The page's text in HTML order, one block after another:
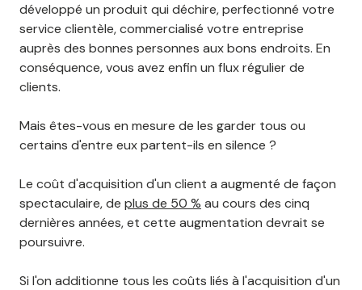
développé un produit qui déchire, perfectionné votre
service clientèle, commercialisé votre entreprise
auprès des bonnes personnes aux bons endroits. En
conséquence, vous avez enfin un flux régulier de
clients.
Mais êtes-vous en mesure de les garder tous ou
certains d'entre eux partent-ils en silence ?
Le coût d'acquisition d'un client a augmenté de façon
spectaculaire, de plus de 50 % au cours des cinq
dernières années, et cette augmentation devrait se
poursuivre.
Si l'on additionne tous les coûts liés à l'acquisition d'un